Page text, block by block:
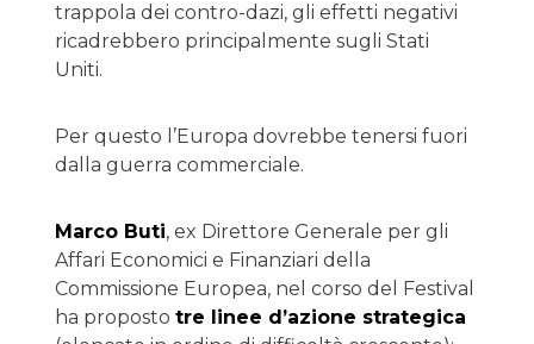
trappola dei contro-dazi, gli effetti negativi
ricadrebbero principalmente sugli Stati
Uniti.
Per questo l’Europa dovrebbe tenersi fuori
dalla guerra commerciale.
Marco Buti, ex Direttore Generale per gli
Affari Economici e Finanziari della
Commissione Europea, nel corso del Festival
ha proposto tre linee d’azione strategica